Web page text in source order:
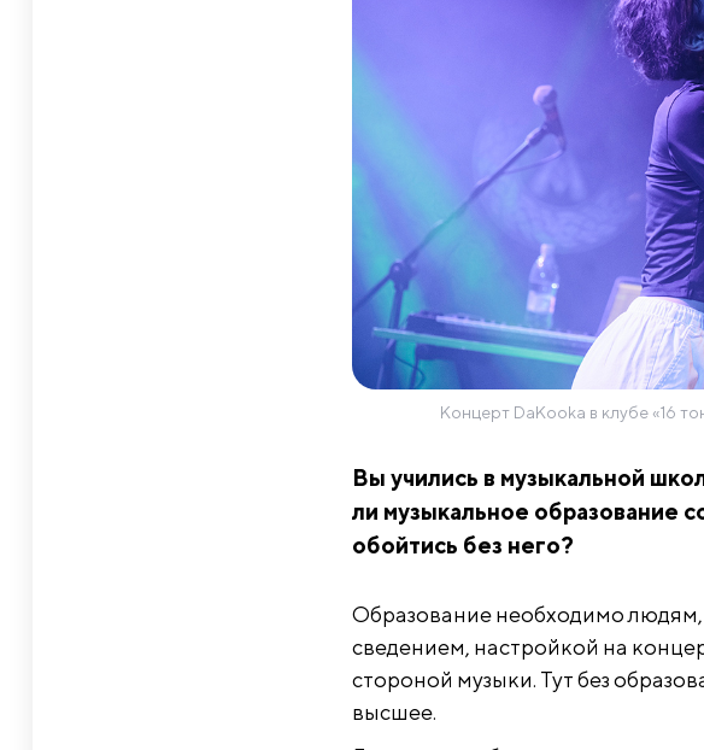
Концерт DaKooka в клубе «16
Вы учились в музыкальной
ли музыкальное образование
обойтись без него?
Образование необходимо людям,
сведением, настройкой на
стороной музыки. Тут без
высшее.